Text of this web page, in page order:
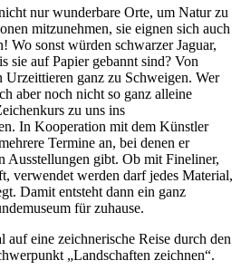
nur wunderbare Orte, um Natur zu
mitzunehmen, sie eignen sich auch
Wo sonst würden schwarzer Jaguar,
sie auf Papier gebannt sind? Von
Urzeittieren ganz zu Schweigen. Wer
aber noch nicht so ganz alleine
zu uns ins
In Kooperation mit dem Künstler
Termine an, bei denen er
Ausstellungen gibt. Ob mit Fineliner,
verwendet werden darf jedes Material,
Damit entsteht dann ein ganz
für zuhause.
auf eine zeichnerische Reise durch den
„Landschaften zeichnen“.